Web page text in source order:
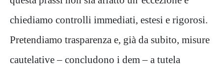
chiediamo controlli immediati, estesi e rigorosi.
Pretendiamo trasparenza e, già da subito, misure
cautelative – concludono i dem – a tutela